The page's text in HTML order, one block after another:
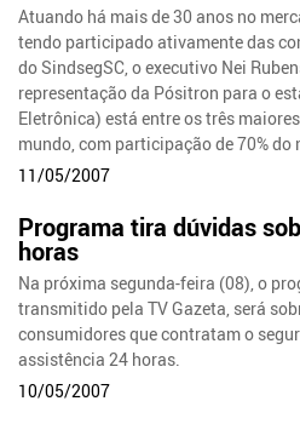
Atuando há mais de 30 anos no
tendo participado ativamente das
do SindsegSC, o executivo Nei
representação da Pósitron para o
Eletrônica) está entre os três
mundo, com participação de 70%
11/05/2007
Programa tira dúvidas
horas
Na próxima segunda-feira (08), o
transmitido pela TV Gazeta, será
consumidores que contratam o
assistência 24 horas.
10/05/2007